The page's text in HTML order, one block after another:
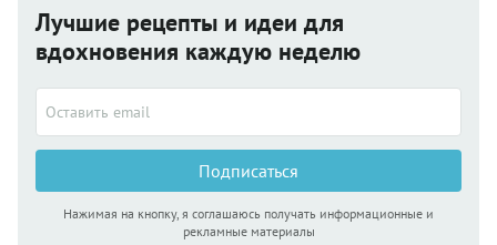
Лучшие рецепты и идеи для
вдохновения каждую неделю
Подписаться
Нажимая на кнопку, я соглашаюсь получать информационные и
рекламные материалы